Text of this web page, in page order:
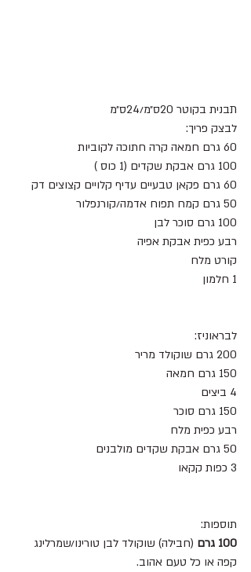
תבנית בקוטר 20ס״מ/24ס״מ
לבצק פריך:
60 גרם חמאה קרה חתוכה לקוביות
100 גרם אבקת שקדים (1 כוס )
60 גרם פקאן טבעיים עדיף קלויים קצוצים דק
50 גרם קמח תפוח אדמה/קורנפלור
100 גרם סוכר לבן
רבע כפית אבקת אפיה
קורט מלח
1 חלמון
לבראוניז:
200 גרם שוקולד מריר
150 גרם חמאה
4 ביצים
150 גרם סוכר
רבע כפית מלח
50 גרם אבקת שקדים מולבנים
3 כפות קקאו
תוספות:
100 גרם
(חבילה) שוקולד לבן טורינו/שמרלינג
קפה או כל טעם אהוב.